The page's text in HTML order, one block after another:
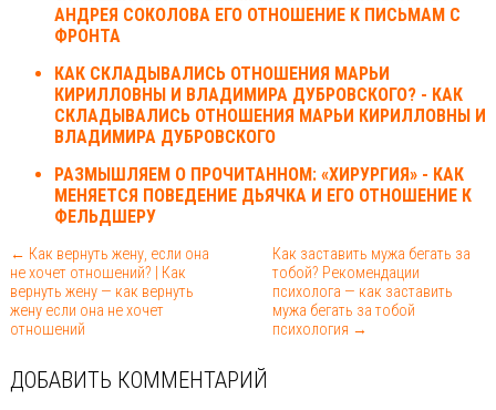
АНДРЕЯ СОКОЛОВА ЕГО ОТНОШЕНИЕ К ПИСЬМАМ С
ФРОНТА
КАК СКЛАДЫВАЛИСЬ ОТНОШЕНИЯ МАРЬИ
КИРИЛЛОВНЫ И ВЛАДИМИРА ДУБРОВСКОГО? - КАК
СКЛАДЫВАЛИСЬ ОТНОШЕНИЯ МАРЬИ КИРИЛЛОВНЫ И
ВЛАДИМИРА ДУБРОВСКОГО
РАЗМЫШЛЯЕМ О ПРОЧИТАННОМ: «ХИРУРГИЯ» - КАК
МЕНЯЕТСЯ ПОВЕДЕНИЕ ДЬЯЧКА И ЕГО ОТНОШЕНИЕ К
ФЕЛЬДШЕРУ
← Как вернуть жену, если она
не хочет отношений? | Как
вернуть жену — как вернуть
жену если она не хочет
отношений
Как заставить мужа бегать за
тобой? Рекомендации
психолога — как заставить
мужа бегать за тобой
психология →
ДОБАВИТЬ КОММЕНТАРИЙ